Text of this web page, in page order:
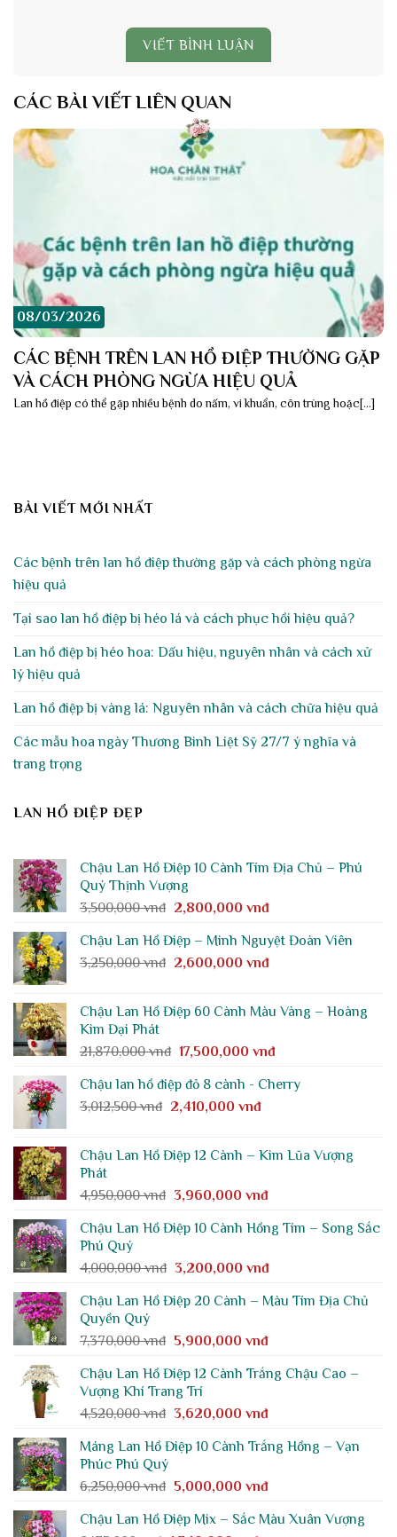
VIẾT BÌNH LUẬN
CÁC BÀI VIẾT LIÊN QUAN
CÁC BỆNH TRÊN LAN HỒ ĐIỆP THƯỜNG GẶP
VÀ CÁCH PHÒNG NGỪA HIỆU QUẢ
08/03/2026
Lan hồ điệp có thể gặp nhiều bệnh do nấm, vi khuẩn, côn trùng hoặc[...]
BÀI VIẾT MỚI NHẤT
Các bệnh trên lan hồ điệp thường gặp và cách phòng ngừa
hiệu quả
Tại sao lan hồ điệp bị héo lá và cách phục hồi hiệu quả?
Lan hồ điệp bị héo hoa: Dấu hiệu, nguyên nhân và cách xử
lý hiệu quả
Lan hồ điệp bị vàng lá: Nguyên nhân và cách chữa hiệu quả
Các mẫu hoa ngày Thương Binh Liệt Sỹ 27/7 ý nghĩa và
trang trọng
LAN HỒ ĐIỆP ĐẸP
Chậu Lan Hồ Điệp 10 Cành Tím Địa Chủ – Phú
Quý Thịnh Vượng
3,500,000vnđ Giá
là:
3,500,000 vnđ.
2,800,000 vnđGiá
tại
là:
Chậu Lan Hồ Điệp – Minh Nguyệt Đoàn Viên
3,250,000vnđ Giá
3,250,000 vnđ.
2,600,000 vnđGiá
là:
Chậu Lan Hồ Điệp 60 Cành Màu Vàng – Hoàng
Kim Đại Phát
21,870,000vnđ Giá
là:
21,870,000 vnđ.
17,500,000 vnđGiá
tại
Chậu lan hồ điệp đỏ 8 cành - Cherry
3,012,500vnđ Giá
3,012,500 vnđ.
2,410,000 vnđGiá
là:
Chậu Lan Hồ Điệp 12 Cành – Kim Lũa Vượng
Phát
4,950,000vnđ Giá
là:
3,960,000 vnđGiá
tại
3,960,000 vnđ.
Chậu Lan Hồ Điệp 10 Cành Hồng Tím – Song Sắc
Phú Quý
4,000,000vnđ Giá
là:
3,200,000 vnđGiá
tại
3,200,000 vnđ.
Chậu Lan Hồ Điệp 20 Cành – Màu Tím Địa Chủ
Quyền Quý
7,370,000vnđ Giá
là:
7,370,000 vnđ.
5,900,000 vnđGiá
tại
5,900,000 vnđ.
Chậu Lan Hồ Điệp 12 Cành Trắng Chậu Cao –
Vượng Khí Trang Trí
4,520,000vnđ Giá
là:
3,620,000 vnđGiá
tại
3,620,000 vnđ.
Máng Lan Hồ Điệp 10 Cành Trắng Hồng – Vạn
Phúc Phú Quý
6,250,000vnđ Giá
là:
5,000,000 vnđGiá
tại
Chậu Lan Hồ Điệp Mix – Sắc Màu Xuân Vượng